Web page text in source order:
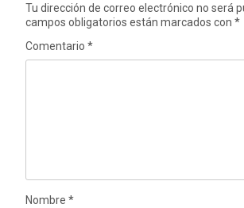
Tu dirección de correo electrónico no será
campos obligatorios están marcados con*
Comentario*
Nombre*